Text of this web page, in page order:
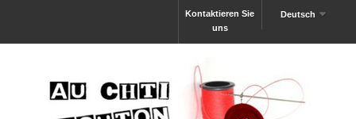
Deutsch
Kontaktieren Sie
uns